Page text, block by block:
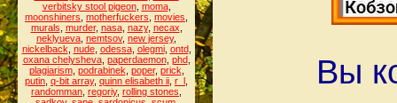
verbitsky stool pigeon, moma,
moonshiners motherfuckers movies
murals murder, nasa, nazy, necax
neklyueva nemtsov, new jersey,
nickelback nude, odessa, olegmi, ontd,
oxana chelysheva, paperdaemon, phd,
plagiarism, podrabinek poper, prick
putin q-bit array, quinn elisabeth ii r_l
randomman regoriy, rolling stones
Вы